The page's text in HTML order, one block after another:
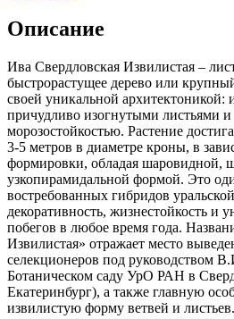
Описание
Ива Свердловская Извилистая –
быстрорастущее дерево или
своей уникальной архитектоникой:
причудливо изогнутыми листьями
морозостойкостью. Растение
3-5 метров в диаметре кроны, в
формировки, обладая шаровидной,
узкопирамидальной формой. Это
востребованных гибридов
декоративность, жизнестойкость и
побегов в любое время года.
Извилистая» отражает место
селекционеров под руководством
Ботаническом саду УрО РАН в
Екатеринбург), а также главную
извилистую форму ветвей и